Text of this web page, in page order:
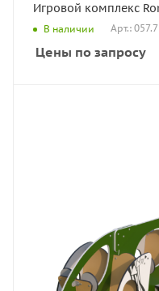
Игровой комплекс
В наличии Арт.:
Цены по запросу